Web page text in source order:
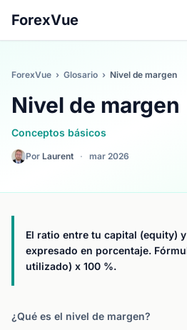
ForexVue
ForexVue › Glosario › Nivel de margen
Nivel de margen
Conceptos básicos
Por Laurent · mar 2026
El ratio entre tu capital (equity)
expresado en porcentaje.
utilizado) x 100 %.
¿Qué es el nivel de margen?